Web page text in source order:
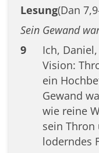
Lesung(Dan
Sein Gewand
9
Ich,
Vision:
ein
Gewand
wie reine
sein Thron
loderndes